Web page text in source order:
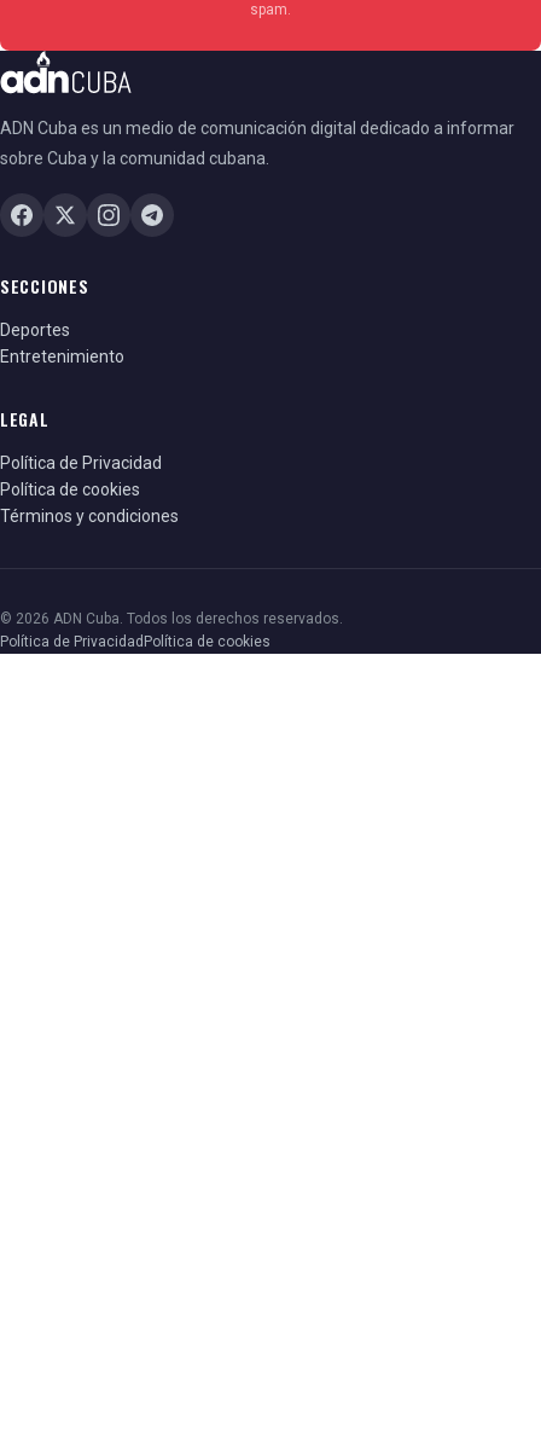
spam.
ADN Cuba es un medio de comunicación digital dedicado a informar
sobre Cuba y la comunidad cubana.
SECCIONES
Deportes
Entretenimiento
LEGAL
Política de Privacidad
Política de cookies
Términos y condiciones
© 2026 ADN Cuba. Todos los derechos reservados.
Política de Privacidad Política de cookies